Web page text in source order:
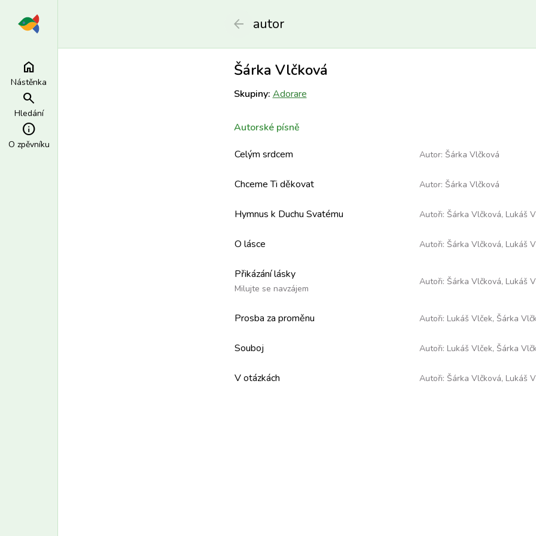
home
Nástěnka
search
Hledání
info
O zpěvníku
arrow_back autor
Šárka Vlčková
Skupiny: Adorare
Autorské písně
Celým srdcem Autor: Šárka Vlčková
Chceme Ti děkovat Autor: Šárka Vlčková
Hymnus k Duchu Svatému Autoři: Šárka Vlčková, Lukáš
O lásce Autoři: Šárka Vlčková, Lukáš
Přikázání lásky
Milujte se navzájem
Autoři: Šárka Vlčková, Lukáš
Prosba za proměnu Autoři: Lukáš Vlček, Šárka
Souboj Autoři: Lukáš Vlček, Šárka
V otázkách Autoři: Šárka Vlčková, Lukáš